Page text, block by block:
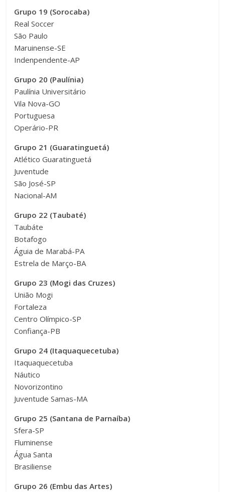
Grupo 19 (Sorocaba)
Real Soccer
São Paulo
Maruinense-SE
Indenpendente-AP
Grupo 20 (Paulínia)
Paulínia Universitário
Vila Nova-GO
Portuguesa
Operário-PR
Grupo 21 (Guaratinguetá)
Atlético Guaratinguetá
Juventude
São José-SP
Nacional-AM
Grupo 22 (Taubaté)
Taubáte
Botafogo
Águia de Marabá-PA
Estrela de Março-BA
Grupo 23 (Mogi das Cruzes)
União Mogi
Fortaleza
Centro Olímpico-SP
Confiança-PB
Grupo 24 (Itaquaquecetuba)
Itaquaquecetuba
Náutico
Novorizontino
Juventude Samas-MA
Grupo 25 (Santana de Parnaíba)
Sfera-SP
Fluminense
Água Santa
Brasiliense
Grupo 26 (Embu das Artes)